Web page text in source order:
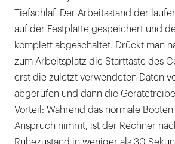
Tiefschlaf. Der Arbeitsstand der
auf der Festplatte gespeichert und
komplett abgeschaltet. Drückt man
zum Arbeitsplatz die Starttaste des
erst die zuletzt verwendeten Daten
abgerufen und dann die
Vorteil: Während das normale
Anspruch nimmt, ist der Rechner